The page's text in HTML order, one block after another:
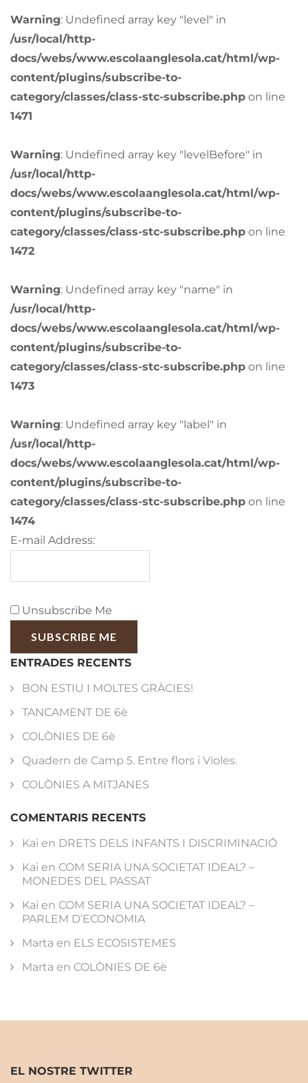
Warning: Undefined array key "level" in
/usr/local/http-
docs/webs/www.escolaanglesola.cat/html/wp-
content/plugins/subscribe-to-
category/classes/class-stc-subscribe.php on line
1471
Warning: Undefined array key "levelBefore" in
/usr/local/http-
docs/webs/www.escolaanglesola.cat/html/wp-
content/plugins/subscribe-to-
category/classes/class-stc-subscribe.php on line
1472
Warning: Undefined array key "name" in
/usr/local/http-
docs/webs/www.escolaanglesola.cat/html/wp-
content/plugins/subscribe-to-
category/classes/class-stc-subscribe.php on line
1473
Warning: Undefined array key "label" in
/usr/local/http-
docs/webs/www.escolaanglesola.cat/html/wp-
content/plugins/subscribe-to-
category/classes/class-stc-subscribe.php on line
1474
E-mail Address:
Unsubscribe Me
SUBSCRIBE ME
ENTRADES RECENTS
BON ESTIU I MOLTES GRÀCIES!
TANCAMENT DE 6è
COLÒNIES DE 6è
Quadern de Camp 5. Entre flors i Violes.
COLÒNIES A MITJANES
COMENTARIS RECENTS
Kai en DRETS DELS INFANTS I DISCRIMINACIÓ
Kai en COM SERIA UNA SOCIETAT IDEAL? –
MONEDES DEL PASSAT
Kai en COM SERIA UNA SOCIETAT IDEAL? –
PARLEM D’ECONOMIA
Marta en ELS ECOSISTEMES
Marta en COLÒNIES DE 6è
EL NOSTRE TWITTER